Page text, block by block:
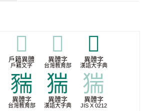
𧳩
戶籍異體
戶籍文字
𧳩
異體字
台灣教育部
𧳲
異體字
漢語大字典
䝎
異體字
台灣教育部
猯
異體字
漢語大字典
猯
異體字
JIS X 0212